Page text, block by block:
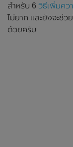
สำหรับ 6 วิธีเพิ่มคว
ไม่ยาก และยังจะช่ว
ด้วยครับ